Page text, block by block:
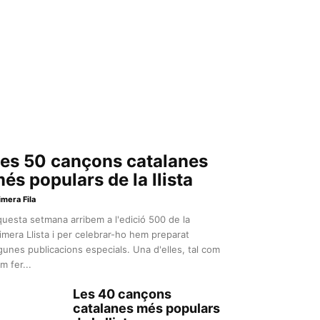
50 cançons catalanes
populars de la llista
Fila
setmana arribem a l'edició 500 de la
Llista i per celebrar-ho hem preparat
publicacions especials. Una d'elles, tal com
fer...
Les 40 cançons
catalanes més populars